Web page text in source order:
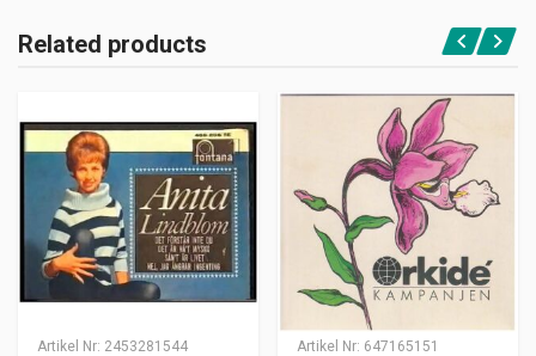
Related products
Artikel Nr: 2453281544 Artikel Nr: 647165151